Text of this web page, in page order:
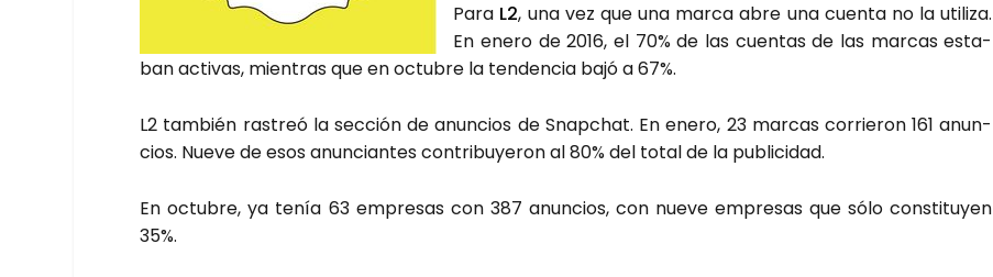
Para L2, una vez que una mar­ca abre una cuen­ta no la uti­li­za.
En enero de 2016, el 70% de las cuen­tas de las mar­cas esta­
ban acti­vas, mien­tras que en octu­bre la ten­den­cia bajó a 67%.
L2 tam­bién ras­treó la sec­ción de anun­cios de Snap­chat. En enero, 23 mar­cas corrie­ron 161 anun­
cios. Nue­ve de esos anun­cian­tes con­tri­bu­ye­ron al 80% del total de la publi­ci­dad.
En octu­bre, ya tenía 63 empre­sas con 387 anun­cios, con nue­ve empre­sas que sólo cons­ti­tu­yen
35%.